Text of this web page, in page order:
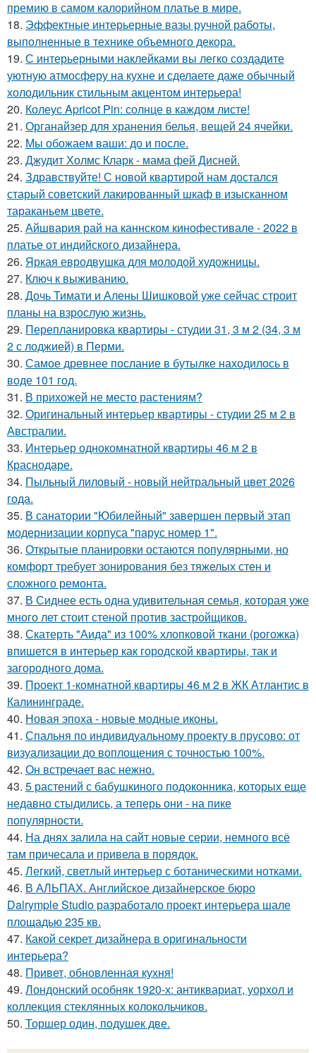
премию в самом калорийном платье в мире.
18. Эффектные интерьерные вазы ручной работы,
выполненные в технике объемного декора.
19. С интерьерными наклейками вы легко создадите
уютную атмосферу на кухне и сделаете даже обычный
холодильник стильным акцентом интерьера!
20. Колеус Apricot Pin: солнце в каждом листе!
21. Органайзер для хранения белья, вещей 24 ячейки.
22. Мы обожаем ваши: до и после.
23. Джудит Холмс Кларк - мама фей Дисней.
24. Здравствуйте! С новой квартирой нам достался
старый советский лакированный шкаф в изысканном
тараканьем цвете.
25. Айшвария рай на каннском кинофестивале - 2022 в
платье от индийского дизайнера.
26. Яркая евродвушка для молодой художницы.
27. Ключ к выживанию.
28. Дочь Тимати и Алены Шишковой уже сейчас строит
планы на взрослую жизнь.
29. Перепланировка квартиры - студии 31, 3 м 2 (34, 3 м
2 с лоджией) в Перми.
30. Самое древнее послание в бутылке находилось в
воде 101 год.
31. В прихожей не место растениям?
32. Оригинальный интерьер квартиры - студии 25 м 2 в
Австралии.
33. Интерьер однокомнатной квартиры 46 м 2 в
Краснодаре.
34. Пыльный лиловый - новый нейтральный цвет 2026
года.
35. В санатории "Юбилейный" завершен первый этап
модернизации корпуса "парус номер 1".
36. Открытые планировки остаются популярными, но
комфорт требует зонирования без тяжелых стен и
сложного ремонта.
37. В Сиднее есть одна удивительная семья, которая уже
много лет стоит стеной против застройщиков.
38. Скатерть "Аида" из 100% хлопковой ткани (рогожка)
впишется в интерьер как городской квартиры, так и
загородного дома.
39. Проект 1-комнатной квартиры 46 м 2 в ЖК Атлантис в
Калининграде.
40. Новая эпоха - новые модные иконы.
41. Спальня по индивидуальному проекту в прусово: от
визуализации до воплощения с точностью 100%.
42. Он встречает вас нежно.
43. 5 растений с бабушкиного подоконника, которых еще
недавно стыдились, а теперь они - на пике
популярности.
44. На днях залила на сайт новые серии, немного всё
там причесала и привела в порядок.
45. Легкий, светлый интерьер с ботаническими нотками.
46. В АЛЬПАХ. Английское дизайнерское бюро
Dalrymple Studio разработало проект интерьера шале
площадью 235 кв.
47. Какой секрет дизайнера в оригинальности
интерьера?
48. Привет, обновленная кухня!
49. Лондонский особняк 1920-х: антиквариат, уорхол и
коллекция стеклянных колокольчиков.
50. Торшер один, подушек две.